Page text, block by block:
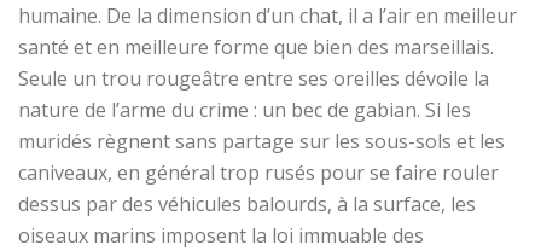
humaine. De la dimension d’un chat, il a l’air en meilleur
santé eten meilleure forme que bien des marseillais.
Seule un trou rougeâtre entre ses oreilles dévoile la
nature de l’arme du crime : un bec de gabian. Si les
muridés règnent sans partage sur les sous-sols et les
caniveaux, en général trop rusés pour se faire rouler
dessus pardes véhicules balourds, à la surface, les
oiseaux marins imposent la loi immuable des